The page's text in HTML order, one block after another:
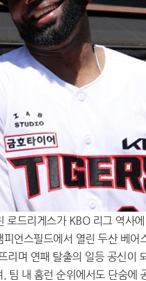
로드리게스가 KBO 리그 역사
언스필드에서 열린 두산 베어
리며 연패 탈출의 일등 공신이
팀 내 홈런 순위에서도 단숨에